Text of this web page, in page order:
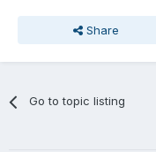
Share
Go to topic listing